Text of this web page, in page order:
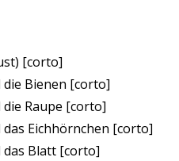
[corto]
die Bienen [corto]
Raupe [corto]
Eichhörnchen [corto]
das Blatt [corto]